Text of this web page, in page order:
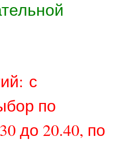
с
по
до 20.40, по